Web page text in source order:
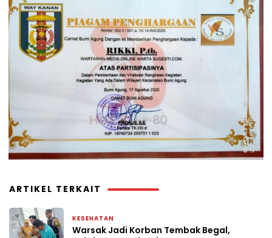
ARTIKEL TERKAIT
KESEHATAN
Warsak Jadi Korban Tembak Begal,